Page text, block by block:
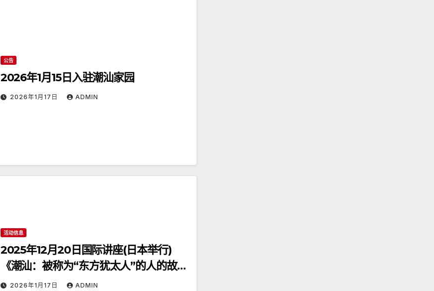
公告
2026年1月15日入驻潮汕家园
2026年1月17日 ADMIN
活动信息
2025年12月20日国际讲座(日本举行)
《潮汕：被称为“东方犹太人”的人的故
乡》2026年1月17日 ADMIN